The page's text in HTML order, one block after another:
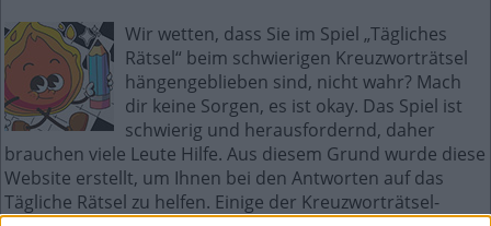
Wir wetten, dass Sie im Spiel „Tägliches
Rätsel“ beim schwierigen Kreuzworträtsel
hängengeblieben sind, nicht wahr? Mach
dir keine Sorgen, es ist okay. Das Spiel ist
schwierig und herausfordernd, daher
brauchen viele Leute Hilfe. Aus diesem Grund wurde diese
Website erstellt, um Ihnen bei den Antworten auf das
Tägliche Rätsel zu helfen. Einige der Kreuzworträtsel-